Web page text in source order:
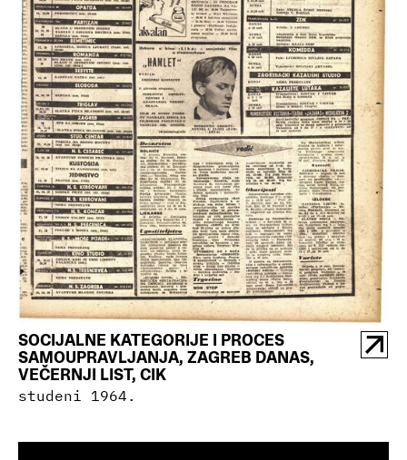
SOCIJALNE KATEGORIJE I PROCES
SAMOUPRAVLJANJA, ZAGREB DANAS,
VEČERNJI LIST, CIK
studeni 1964.